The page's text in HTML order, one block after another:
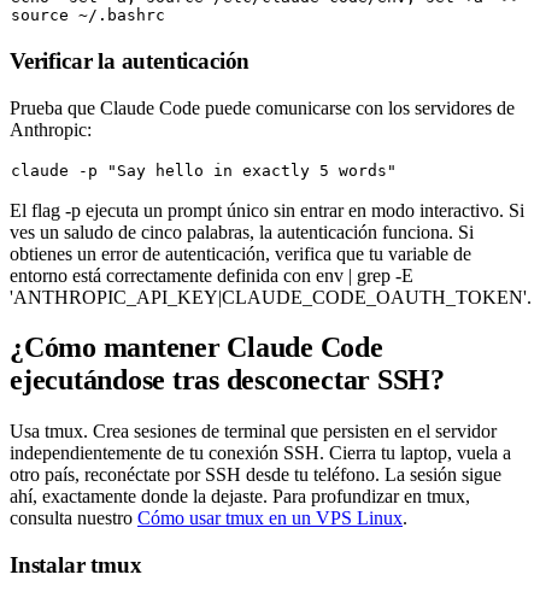
source
Verificar la autenticación
Prueba que Claude Code puede comunicarse con los servidores de
Anthropic:
claude -p "Say hello in exactly 5 words"
El flag -p ejecuta un prompt único sin entrar en modo interactivo. Si
ves un saludo de cinco palabras, la autenticación funciona. Si
obtienes un error de autenticación, verifica que tu variable de
entorno está correctamente definida con env | grep -E
'ANTHROPIC_API_KEY|CLAUDE_CODE_OAUTH_TOKEN'.
¿Cómo mantener Claude Code
ejecutándose tras desconectar SSH?
Usa tmux. Crea sesiones de terminal que persisten en el servidor
independientemente de tu conexión SSH. Cierra tu laptop, vuela a
otro país, reconéctate por SSH desde tu teléfono. La sesión sigue
ahí, exactamente donde la dejaste. Para profundizar en tmux,
consulta nuestro Cómo usar tmux en un VPS Linux.
Instalar tmux